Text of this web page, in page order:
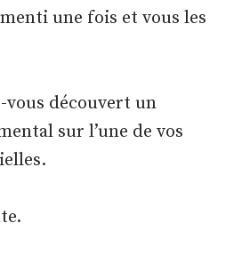
une fois et vous les
vous découvert un
sur l’une de vos